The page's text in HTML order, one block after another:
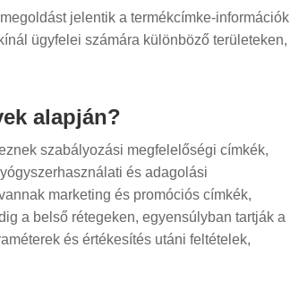
jelentik a termékcímke-információk
ügyfelei számára különböző területeken,
alapján?
szabályozási megfelelőségi címkék,
és adagolási
marketing és promóciós címkék,
a belső rétegeken, egyensúlyban tartják a
és értékesítés utáni feltételek,